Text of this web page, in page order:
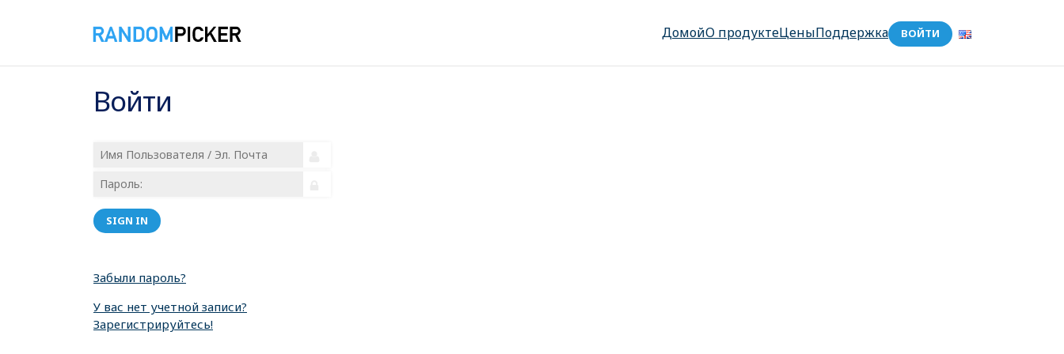
ДомойО продуктеЦеныПоддержка ВОЙТИ
Войти
SIGN IN
Забыли пароль?
У вас нет учетной записи?
Зарегистрируйтесь!